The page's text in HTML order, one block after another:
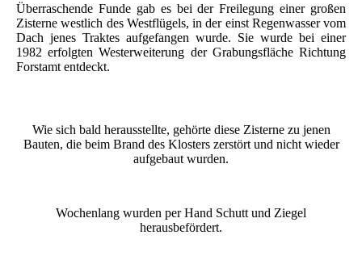
Überraschende Funde gab es bei der Freilegung einer großen
Zisterne westlich des Westflügels, in der einst Regenwasser vom
Dach jenes Traktes aufgefangen wurde. Sie wurde bei einer
1982 erfolgten Westerweiterung der Grabungsfläche Richtung
Forstamt entdeckt.
Wie sich bald herausstellte, gehörte diese Zisterne zu jenen
Bauten, die beim Brand des Klosters zerstört und nicht wieder
aufgebaut wurden.
Wochenlang wurden per Hand Schutt und Ziegel
herausbefördert.